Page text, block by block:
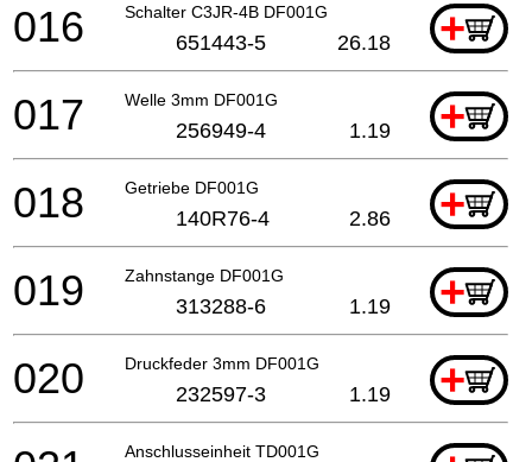
Schalter C3JR-4B DF001G +
016 651443-5 26.18
Welle 3mm DF001G +
017 256949-4 1.19
Getriebe DF001G +
018 140R76-4 2.86
Zahnstange DF001G +
019 313288-6 1.19
Druckfeder 3mm DF001G +
020 232597-3 1.19
Anschlusseinheit TD001G